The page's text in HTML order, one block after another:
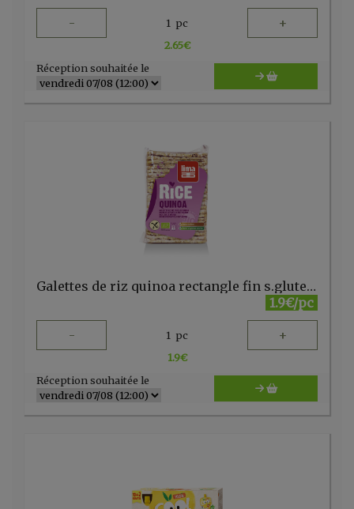
- 1 pc +
2.65€
Réception souhaitée le
Galettes de riz quinoa rectangle fin s.gluten bio 130g Lima
1.9€/pc
- 1 pc +
1.9€
Réception souhaitée le